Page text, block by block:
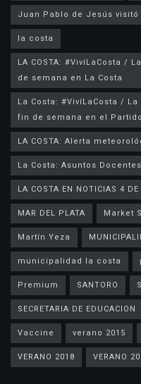
la costa
LA COSTA: #VivíLaCosta /
de semana en La Costa
La Costa: #VivíLaCosta /
fin de semana en el
LA COSTA: Alerta
La Costa: Asuntos
LA COSTA EN NOTICIAS 4 DE
MAR DEL PLATA
Market
Martín Yeza
municipalidad la costa
Premium
SANTORO
SECRETARIA DE EDUCACION
Vaccine
verano 2015
VERANO 2018
VERANO